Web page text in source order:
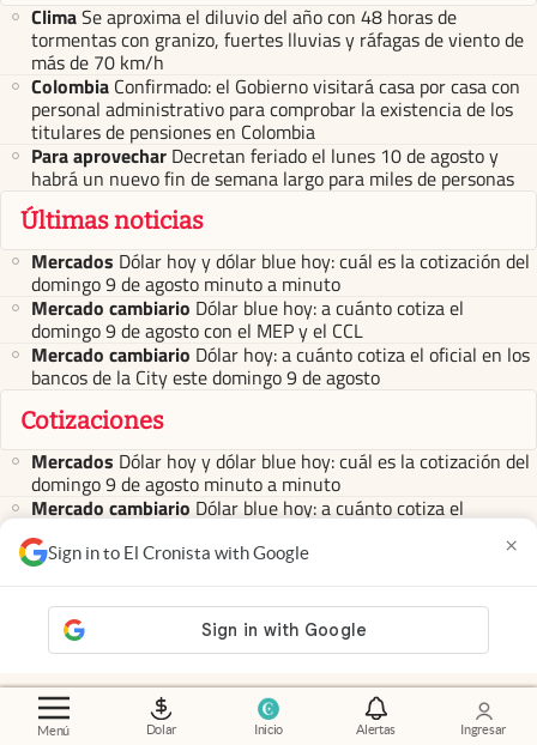
Menú Dolar Inicio Alertas Ingresar
Sign in to El Cronista with Google ×
ClimaSe aproxima el diluvio del año con 48 horas de
tormentas con granizo, fuertes lluvias y ráfagas de viento de
más de 70 km/h
Colombia Confirmado: el Gobierno visitará casa por casa con
personal administrativo para comprobar la existencia de los
titulares de pensiones en Colombia
Para aprovechar Decretan feriado el lunes 10 de agosto y
habrá un nuevo fin de semana largo para miles de personas
Últimas noticias
Mercados Dólar hoy y dólar blue hoy: cuál es la cotización del
domingo 9 de agosto minuto a minuto
Mercado cambiario Dólar blue hoy: a cuánto cotiza el
domingo 9 de agosto con el MEP y el CCL
Mercado cambiario Dólar hoy: a cuánto cotiza el oficial en los
bancos de la City este domingo 9 de agosto
Cotizaciones
Mercados Dólar hoy y dólar blue hoy: cuál es la cotización del
domingo 9 de agosto minuto a minuto
Mercado cambiario Dólar blue hoy: a cuánto cotiza el
domingo 9 de agosto con el MEP y el CCL
Mercado cambiarioDólar hoy: a cuánto cotiza el oficial en los